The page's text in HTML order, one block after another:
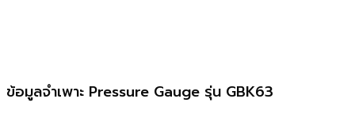
ข้อมูลจำเพาะ Pressure Gauge รุ่น GBK63